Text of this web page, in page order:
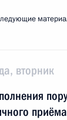
вторник